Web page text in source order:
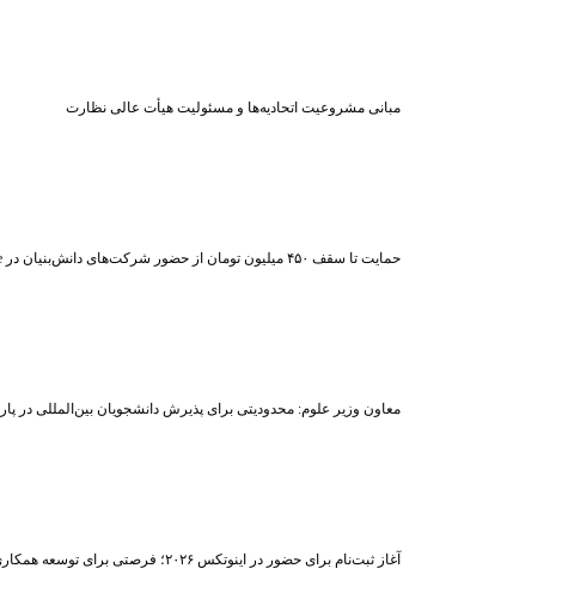
مبانی مشروعیت اتحادیه‌ها و مسئولیت هیأت عالی نظارت
حمایت تا سقف ۴۵۰ میلیون تومان از حضور شرکت‌های دانش‌بنیان در GITEX AI Türkiye
معاون وزیر علوم: محدودیتی برای پذیرش دانشجویان بین‌المللی در
آغاز ثبت‌نام برای حضور در اینوتکس ۲۰۲۶؛ فرصتی برای توسعه همکاری‌ها در زیست‌بوم نوآوری